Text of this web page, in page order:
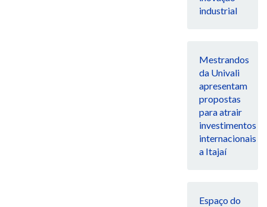
industrial
Mestrandos
da Univali
apresentam
propostas
para atrair
investimentos
internacionais
a Itajaí
Espaço do